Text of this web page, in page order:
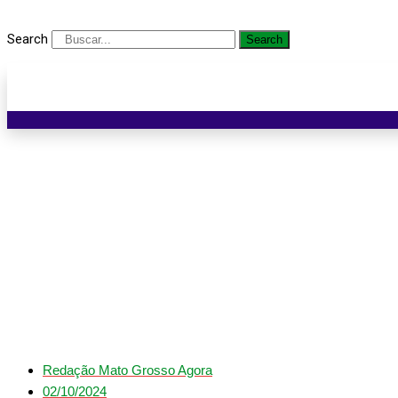
Search Search
Redação Mato Grosso Agora
02/10/2024